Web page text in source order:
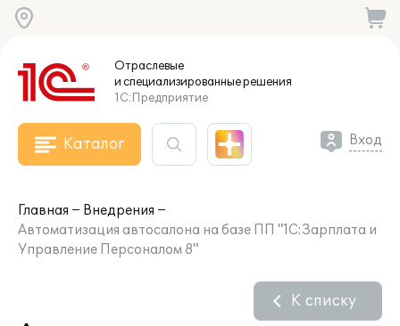
Отраслевые
и специализированныерешения
1С:Предприятие
Каталог Вход
Главная
Внедрения
Автоматизация автосалона на базе ПП "1С:Зарплата и
Управление Персоналом 8"
К списку